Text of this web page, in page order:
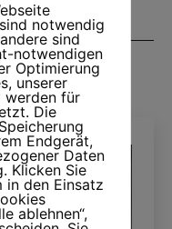
notwendig
sind
notwendigen
Optimierung
unserer
werden für
Die
Endgerät,
Daten
Klicken Sie
in den Einsatz
ablehnen“,